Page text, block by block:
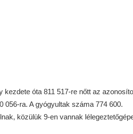
óta 811 517-re nőtt az
056-ra. A gyógyultak száma 774 600.
közülük 9-en vannak